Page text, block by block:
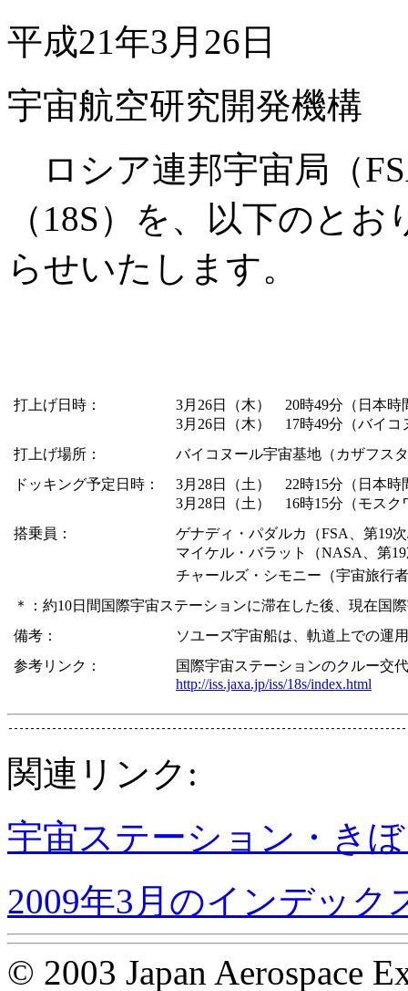
平成21年3月26日
宇宙航空研究開発機構
ロシア連邦宇宙局（
（18S）を、以下のと
らせいたします。
打上げ日時：
3月26日（木） 20時49分（日本時
3月26日（木） 17時49分（バイコ
打上げ場所：
バイコヌール宇宙基地（カザフス
ドッキング予定日時：
3月28日（土） 22時15分（日本時
3月28日（土） 16時15分（モスク
搭乗員：
ゲナディ・パダルカ（FSA、第19
マイケル・バラット（NASA、第
チャールズ・シモニー（宇宙旅行
＊：約10日間国際宇宙ステーションに滞在した後、現在国
備考：
ソユーズ宇宙船は、軌道上での運
参考リンク：
国際宇宙ステーションのクルー交
http://iss.jaxa.jp/iss/18s/index.html
関連リンク:
宇宙ステーション・き
2009年3月のインデック
© 2003 Japan Aerospace